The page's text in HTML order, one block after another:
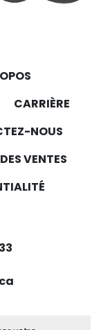
CARRIÈRE
NOUS
VENTES